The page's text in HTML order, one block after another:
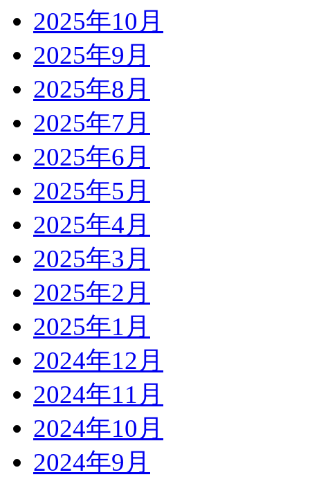
2025年10月
2025年9月
2025年8月
2025年7月
2025年6月
2025年5月
2025年4月
2025年3月
2025年2月
2025年1月
2024年12月
2024年11月
2024年10月
2024年9月